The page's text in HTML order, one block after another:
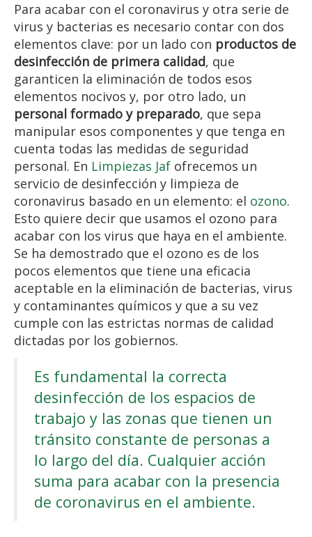
Para acabar con el coronavirus y otra serie de
virus y bacterias es necesario contar con dos
elementos clave: por un lado con productos de
desinfección de primera calidad, que
garanticen la eliminación de todos esos
elementos nocivos y, por otro lado, un
personal formado y preparado, que sepa
manipular esos componentes y que tenga en
cuenta todas las medidas de seguridad
personal. En Limpiezas Jaf ofrecemos un
servicio de desinfección y limpieza de
coronavirus basado en un elemento: el ozono.
Esto quiere decir que usamos el ozono para
acabar con los virus que haya en el ambiente.
Se ha demostrado que el ozono es de los
pocos elementos que tiene una eficacia
aceptable en la eliminación de bacterias, virus
y contaminantes químicos y que a su vez
cumple con las estrictas normas de calidad
dictadas por los gobiernos.
Es fundamental la correcta
desinfección de los espacios de
trabajo y las zonas que tienen un
tránsito constante de personas a
lo largo del día. Cualquier acción
suma para acabar con la presencia
de coronavirus en el ambiente.